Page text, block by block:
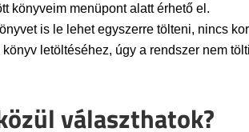
könyveim menüpont alatt érhető el.
is le lehet egyszerre tölteni, nincs
letöltéséhez, úgy a rendszer nem
választhatok?